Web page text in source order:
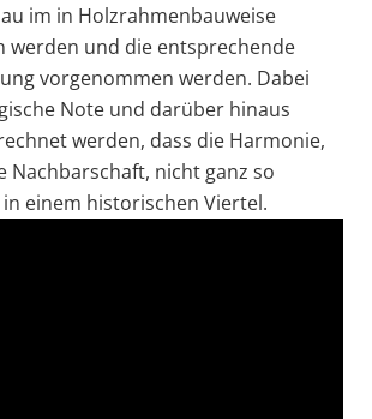
im in Holzrahmenbauweise
werden und die entsprechende
vorgenommen werden. Dabei
Note und darüber hinaus
werden, dass die Harmonie,
Nachbarschaft, nicht ganz so
einem historischen Viertel.